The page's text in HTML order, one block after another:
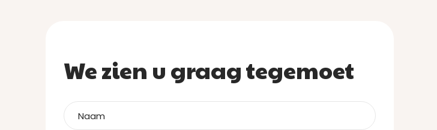
We zien u graag tegemoet